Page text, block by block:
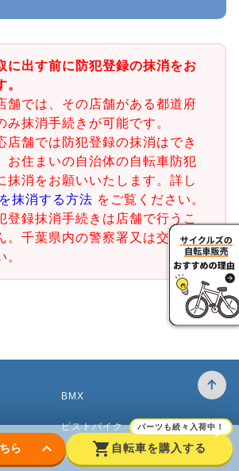
に出す前に防犯登録の抹消をお
舗では、その店舗がある都道府
み抹消手続きが可能です。
舗では防犯登録の抹消はでき
お住まいの自治体の自転車防犯
抹消をお願いいたします。詳し
抹消する方法 をご覧ください。
録抹消手続きは店舗で行うこ
。千葉県内の警察署又は交番ま
ら keyboard_arrow_down shopping_cart
パーツも続々入荷中！
自転車を購入する
BMX
ピストバイク
ベビーカー